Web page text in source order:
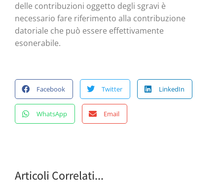
delle contribuzioni oggetto degli sgravi è
necessario fare riferimento alla contribuzione
datoriale che può essere effettivamente
esonerabile.
Facebook Twitter LinkedIn
WhatsApp Email
Articoli Correlati...